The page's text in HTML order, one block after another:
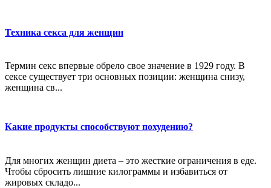
Техника секса для женщин
Термин секс впервые обрело свое значение в 1929 году. В
сексе существует три основных позиции: женщина снизу,
женщина св...
Какие продукты способствуют похудению?
Для многих женщин диета – это жесткие ограничения в еде.
Чтобы сбросить лишние килограммы и избавиться от
жировых складо...